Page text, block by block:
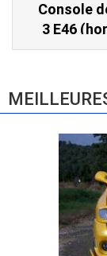
Console
3 E46